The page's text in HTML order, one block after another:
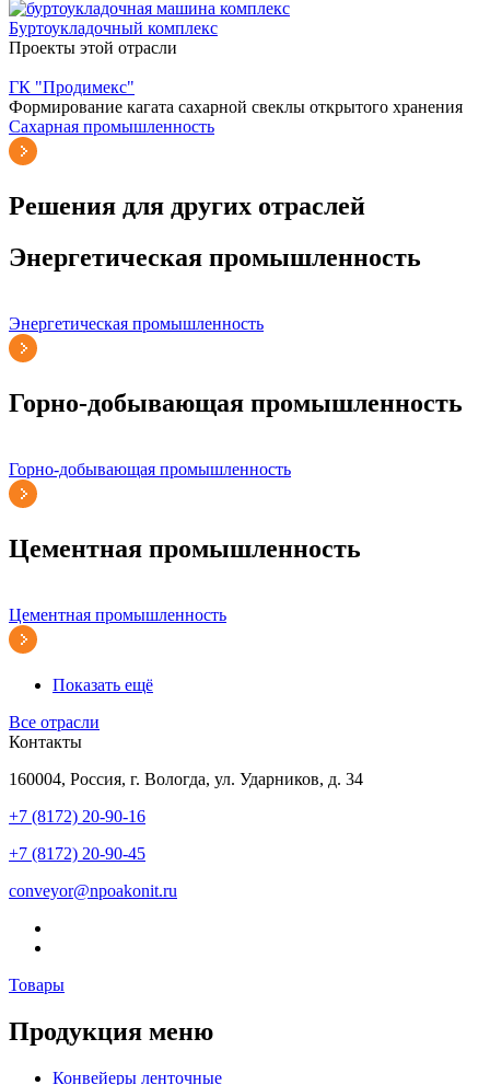
Буртоукладочный комплекс
Проекты этой отрасли
ГК "Продимекс"
Формирование кагата сахарной свеклы открытого хранения
Сахарная промышленность
Решения для других отраслей
Энергетическая промышленность
Энергетическая промышленность
Горно-добывающая промышленность
Горно-добывающая промышленность
Цементная промышленность
Цементная промышленность
Показать ещё
Все отрасли
Контакты
160004, Россия, г. Вологда, ул. Ударников, д. 34
+7 (8172) 20-90-16
+7 (8172) 20-90-45
conveyor@npoakonit.ru
Товары
Продукция меню
Конвейеры ленточные